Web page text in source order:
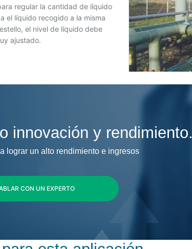
regular la cantidad de líquido
el líquido recogido a la misma
el nivel de líquido debe
ajustado.
innovación y rendimiento.
lograr un alto rendimiento e ingresos
CON UN EXPERTO